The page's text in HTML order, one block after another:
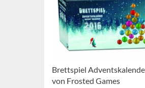
Brettspiel
von Frosted Games